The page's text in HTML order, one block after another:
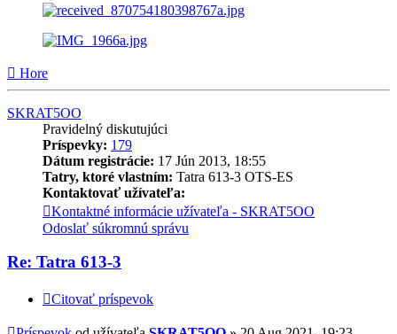
Hore
SKRAT5OO
Pravidelný diskutujúci
Príspevky: 179
Dátum registrácie: 17 Jún 2013, 18:55
Tatry, ktoré vlastním: Tatra 613-3 OTS-ES
Kontaktovať užívateľa:
Kontaktné informácie užívateľa - SKRAT5OO
Odoslať súkromnú správu
Re: Tatra 613-3
Citovať príspevok